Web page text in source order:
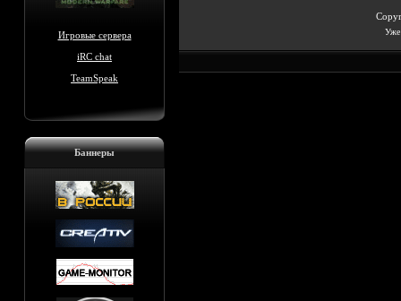
Игровые сервера
iRC chat
TeamSpeak
Баннеры
Уже